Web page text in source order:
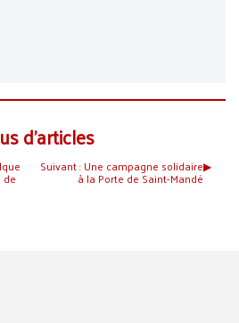
d’articles
Suivant :Une campagne solidaire
à la Porte de Saint-Mandé
▶︎